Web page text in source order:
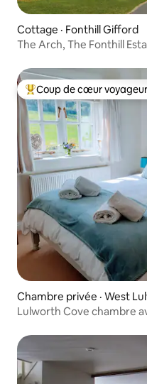
Cottage · Fonthill Gifford
The Arch, The Fonthill
Coup de cœur voyageurs
Coup de cœur
Chambre privée · West
Lulworth Cove chambre